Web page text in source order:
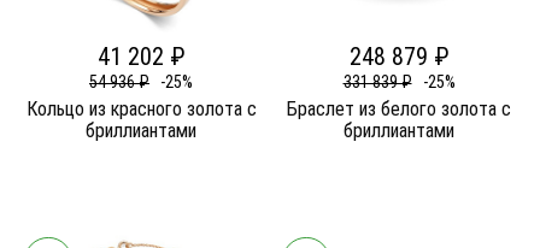
41 202 ₽
54 936 ₽ -25%
Кольцо из красного золота c
бриллиантами
248 879 ₽
331 839 ₽ -25%
Браслет из белого золота c
бриллиантами